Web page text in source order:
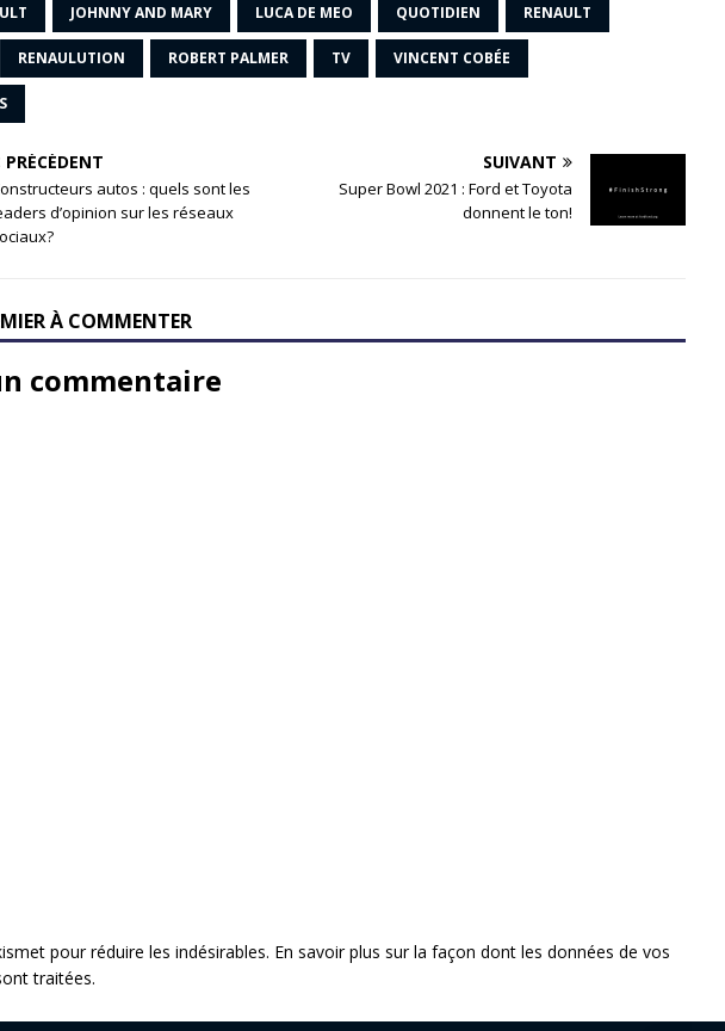
JOHNNY AND MARY LUCA DE MEO QUOTIDIEN RENAULT
RENAULUTION ROBERT PALMER TV VINCENT COBÉE
PRÉCÉDENT
autos : quels sont les
d’opinion sur les réseaux
SUIVANT
Super Bowl 2021 : Ford et Toyota
donnent le ton!
À COMMENTER
commentaire
pour réduire les indésirables. En savoir plus sur la façon dont les données de vos
traitées.